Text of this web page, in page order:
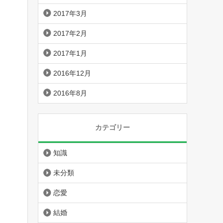
2017年3月
2017年2月
2017年1月
2016年12月
2016年8月
カテゴリー
知識
未分類
恋愛
結婚